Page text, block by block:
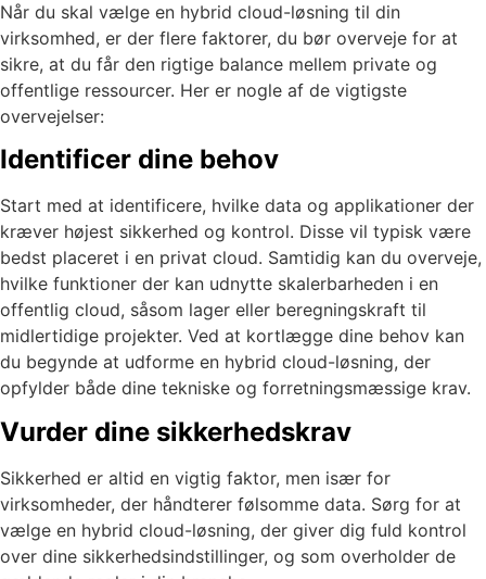
Når du skal vælge en hybrid cloud-løsning til din
virksomhed, er der flere faktorer, du bør overveje for at
sikre, at du får den rigtige balance mellem private og
offentlige ressourcer. Her er nogle af de vigtigste
overvejelser:
Identificer dine behov
Start med at identificere, hvilke data og applikationer der
kræver højest sikkerhed og kontrol. Disse vil typisk være
bedst placeret i en privat cloud. Samtidig kan du overveje,
hvilke funktioner der kan udnytte skalerbarheden i en
offentlig cloud, såsom lager eller beregningskraft til
midlertidige projekter. Ved at kortlægge dine behov kan
du begynde at udforme en hybrid cloud-løsning, der
opfylder både dine tekniske og forretningsmæssige krav.
Vurder dine sikkerhedskrav
Sikkerhed er altid en vigtig faktor, men især for
virksomheder, der håndterer følsomme data. Sørg for at
vælge en hybrid cloud-løsning, der giver dig fuld kontrol
over dine sikkerhedsindstillinger, og som overholder de